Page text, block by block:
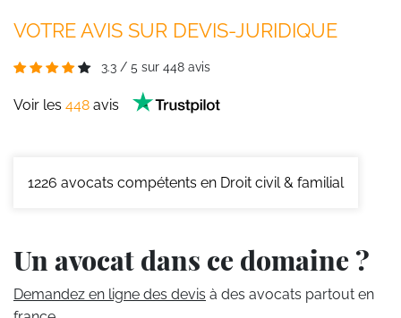
VOTRE AVIS SUR DEVIS-JURIDIQUE
3.3 / 5 sur 448 avis
Voir les 448 avis
1226 avocats compétents en Droit civil & familial
Un avocat dans ce domaine ?
Demandez en ligne des devis à des avocats partout en